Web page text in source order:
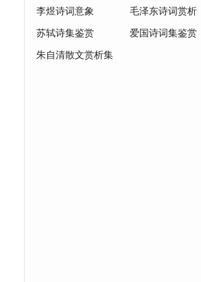
李煜诗词意象 毛泽东诗词赏析
苏轼诗集鉴赏 爱国诗词集鉴赏
朱自清散文赏析集